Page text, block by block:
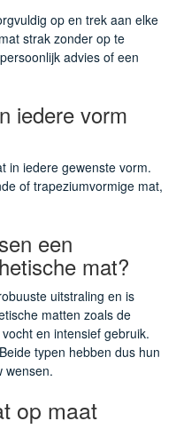
op en trek aan elke
strak zonder op te
advies of een
iedere vorm
in iedere gewenste vorm.
of trapeziumvormige mat,
een
mat?
uitstraling en is
matten zoals de
en intensief gebruik.
typen hebben dus hun
wensen.
op maat